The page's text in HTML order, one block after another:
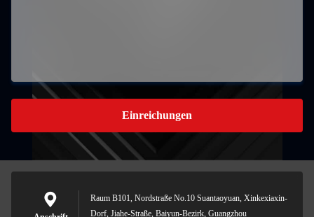
Einreichungen
Raum B101, Nordstraße No.10 Suantaoyuan, Xinkexiaxin-
Dorf, Jiahe-Straße, Baiyun-Bezirk, Guangzhou